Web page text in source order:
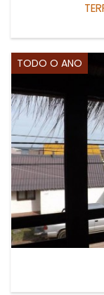
TODO O ANO